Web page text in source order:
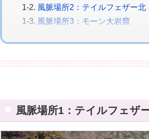
風脈場所2：テイルフェザー北
風脈場所3：モーン大岩窟
風脈クエスト2：巡回調査
風脈クエスト5：ヒトを侮るな
風脈場所1：テイルフェザ